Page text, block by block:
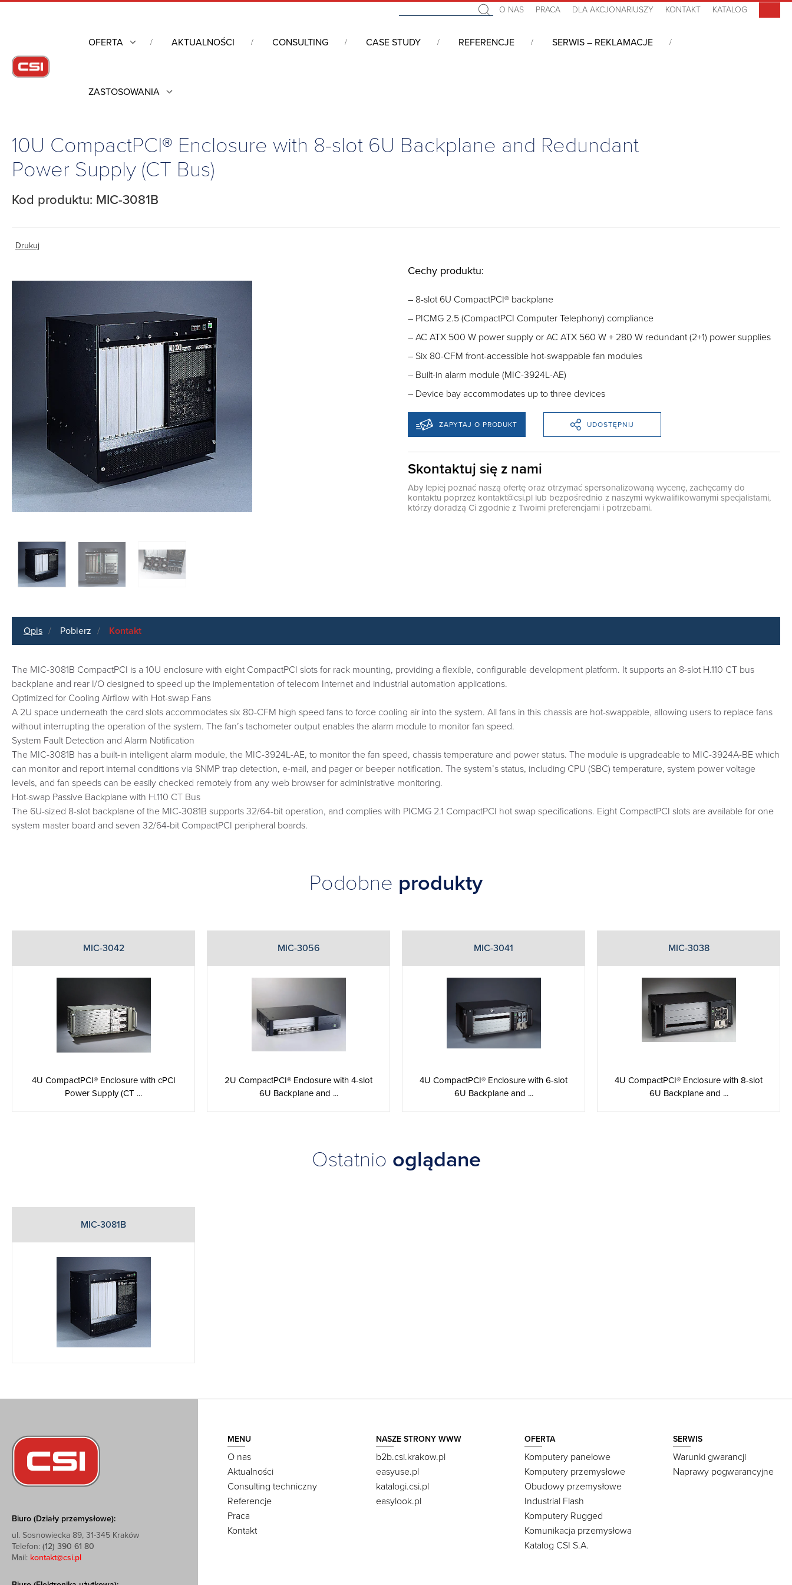
O NAS PRACA DLA AKCJONARIUSZY KONTAKT KATALOG
OFERTA AKTUALNOŚCI CONSULTING CASE STUDY REFERENCJE SERWIS – REKLAMACJE
ZASTOSOWANIA
Komputery przemysłowe
10U CompactPCI® Enclosure with 8-slot 6U Backplane and Redundant
Power Supply (CT Bus)
Kod produktu: MIC-3081B
Drukuj
Cechy produktu:
– 8-slot 6U CompactPCI® backplane
– PICMG 2.5 (CompactPCI Computer Telephony) compliance
– AC ATX 500 W power supply or AC ATX 560 W + 280 W redundant (2+1) power supplies
– Six 80-CFM front-accessible hot-swappable fan modules
– Built-in alarm module (MIC-3924L-AE)
– Device bay accommodates up to three devices
ZAPYTAJ O PRODUKT UDOSTĘPNIJ
Skontaktuj się z nami
Aby lepiej poznać naszą ofertę oraz otrzymać spersonalizowaną wycenę, zachęcamy do
kontaktu poprzez kontakt@csi.pl lub bezpośrednio z naszymi wykwalifikowanymi specjalistami,
którzy doradzą Ci zgodnie z Twoimi preferencjami i potrzebami.
Opis Pobierz Kontakt
The MIC-3081B CompactPCI is a 10U enclosure with eight CompactPCI slots for rack mounting, providing a flexible, configurable development platform. It supports an 8-slot H.110 CT bus
backplane and rear I/O designed to speed up the implementation of telecom Internet and industrial automation applications.
Optimized for Cooling Airflow with Hot-swap Fans
A 2U space underneath the card slots accommodates six 80-CFM high speed fans to force cooling air into the system. All fans in this chassis are hot-swappable, allowing users to replace fans
without interrupting the operation of the system. The fan’s tachometer output enables the alarm module to monitor fan speed.
System Fault Detection and Alarm Notification
The MIC-3081B has a built-in intelligent alarm module, the MIC-3924L-AE, to monitor the fan speed, chassis temperature and power status. The module is upgradeable to MIC-3924A-BE which
can monitor and report internal conditions via SNMP trap detection, e-mail, and pager or beeper notification. The system’s status, including CPU (SBC) temperature, system power voltage
levels, and fan speeds can be easily checked remotely from any web browser for administrative monitoring.
Hot-swap Passive Backplane with H.110 CT Bus
The 6U-sized 8-slot backplane of the MIC-3081B supports 32/64-bit operation, and complies with PICMG 2.1 CompactPCI hot swap specifications. Eight CompactPCI slots are available for one
system master board and seven 32/64-bit CompactPCI peripheral boards.
Podobne produkty
MIC-3042
4U CompactPCI® Enclosure with cPCI
Power Supply (CT ...
MIC-3056
2U CompactPCI® Enclosure with 4-slot
6U Backplane and ...
MIC-3041
4U CompactPCI® Enclosure with 6-slot
6U Backplane and ...
MIC-3038
4U CompactPCI® Enclosure with 8-slot
6U Backplane and ...
Ostatnio oglądane
MIC-3081B
Biuro (Działy przemysłowe):
ul. Sosnowiecka 89, 31-345 Kraków
Telefon: (12) 390 61 80
Mail: kontakt@csi.pl
MENU
O nas
Aktualności
Consulting techniczny
Referencje
Praca
Kontakt
NASZE STRONY WWW
b2b.csi.krakow.pl
easyuse.pl
katalogi.csi.pl
easylook.pl
OFERTA
Komputery panelowe
Komputery przemysłowe
Obudowy przemysłowe
Industrial Flash
Komputery Rugged
Komunikacja przemysłowa
Katalog CSI S.A.
SERWIS
Warunki gwarancji
Naprawy pogwarancyjne